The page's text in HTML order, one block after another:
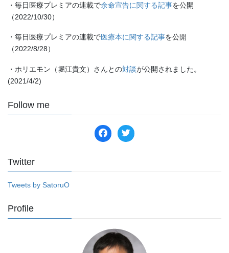
・毎日医療プレミアの連載で余命宣告に関する記事を公開
（2022/10/30）
・毎日医療プレミアの連載で医療本に関する記事を公開
（2022/8/28）
・ホリエモン（堀江貴文）さんとの対談が公開されました。
(2021/4/2)
Follow me
facebooktwitter
Twitter
Tweets by SatoruO
Profile